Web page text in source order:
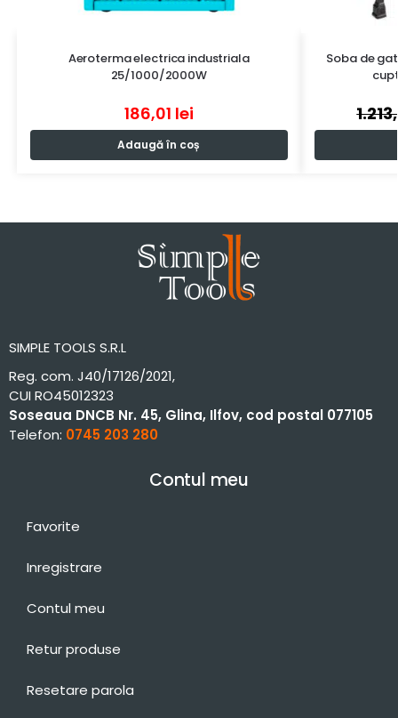
Aeroterma electrica industriala
25/1000/2000W
186,01 lei
Adaugă în coș
Soba de
SIMPLE TOOLS S.R.L
Reg. com. J40/17126/2021,
CUI RO45012323
Soseaua DNCB Nr. 45, Glina, Ilfov, cod postal 077105
Telefon: 0745 203 280
Contul meu
Favorite
Inregistrare
Contul meu
Retur produse
Resetare parola